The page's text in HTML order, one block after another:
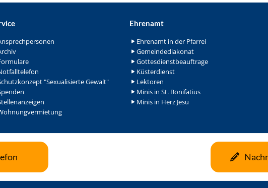
"Sexualisierte Gewalt"
Ehrenamt
Ehrenamt in der Pfarrei
Gemeindediakonat
Gottesdienstbeauftrage
Küsterdienst
Lektoren
Minis in St. Bonifatius
Minis in Herz Jesu